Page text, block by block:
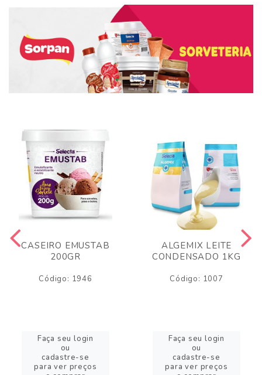
CASEIRO EMUSTAB
200GR
Código: 1946
Faça seu login
ou
cadastre-se
para ver preços
ALGEMIX LEITE
CONDENSADO 1KG
Código: 1007
Faça seu login
ou
cadastre-se
para ver preços